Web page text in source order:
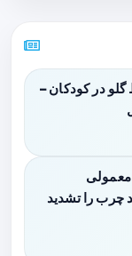
در کودکان –
معمولی
چرب را تشدید